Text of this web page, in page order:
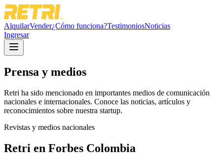
AlquilarVender¿Cómo funciona?TestimoniosNoticias
Ingresar
Prensa y medios
Retri ha sido mencionado en importantes medios de comunicación
nacionales e internacionales. Conoce las noticias, artículos y
reconocimientos sobre nuestra startup.
Revistas y medios nacionales
Retri en Forbes Colombia